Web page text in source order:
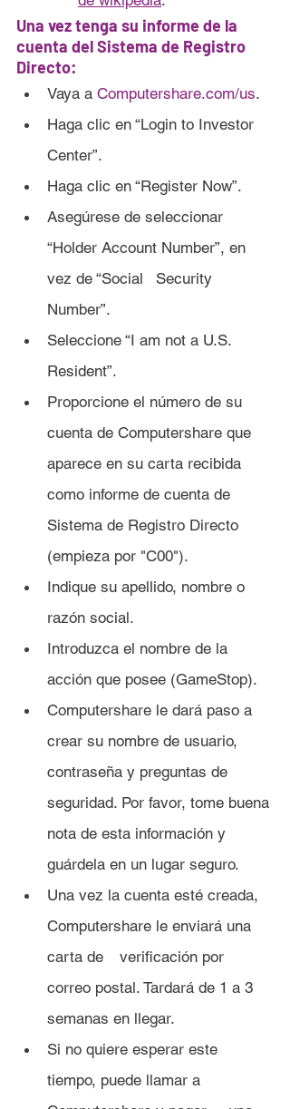
Una vez tenga su informe de la
cuenta del Sistema de Registro
Directo:
Vaya a Computershare.com/us.
Haga clic en “Login to Investor
Center”.
Haga clic en “Register Now”.
Asegúrese de seleccionar
“Holder Account Number”, en
vez de “Social 	Security
Number”.
Seleccione “I am not a U.S.
Resident”.
Proporcione el número de su
cuenta de Computershare que
aparece en su carta recibida
como informe de cuenta de
Sistema de Registro Directo
(empieza por "C00").
Indique su apellido, nombre o
razón social.
Introduzca el nombre de la
acción que posee (GameStop).
Computershare le dará paso a
crear su nombre de usuario,
contraseña y preguntas de
seguridad. Por favor, tome buena
nota de esta información y
guárdela en un lugar seguro.
Una vez la cuenta esté creada,
Computershare le enviará una
carta de 	verificación por
correo postal. Tardará de 1 a 3
semanas en llegar.
Si no quiere esperar este
tiempo, puede llamar a